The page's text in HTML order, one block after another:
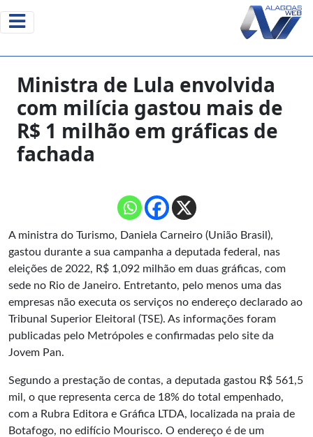
Ministra de Lula envolvida
com milícia gastou mais de
R$ 1 milhão em gráficas de
fachada
A ministra do Turismo, Daniela Carneiro (União Brasil),
gastou durante a sua campanha a deputada federal, nas
eleições de 2022, R$ 1,092 milhão em duas gráficas, com
sede no Rio de Janeiro. Entretanto, pelo menos uma das
empresas não executa os serviços no endereço declarado ao
Tribunal Superior Eleitoral (TSE). As informações foram
publicadas pelo Metrópoles e confirmadas pelo site da
Jovem Pan.
Segundo a prestação de contas, a deputada gastou R$ 561,5
mil, o que representa cerca de 18% do total empenhado,
com a Rubra Editora e Gráfica LTDA, localizada na praia de
Botafogo, no edifício Mourisco. O endereço é de um